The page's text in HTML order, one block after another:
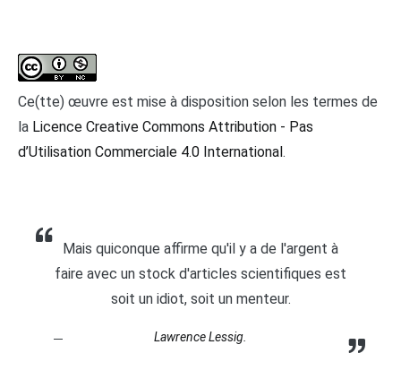
Ce(tte) œuvre est mise à disposition selon les termes de
la Licence Creative Commons Attribution - Pas
d’Utilisation Commerciale 4.0 International.
Mais quiconque affirme qu'il y a de l'argent à
faire avec un stock d'articles scientifiques est
soit un idiot, soit un menteur.
Lawrence Lessig.